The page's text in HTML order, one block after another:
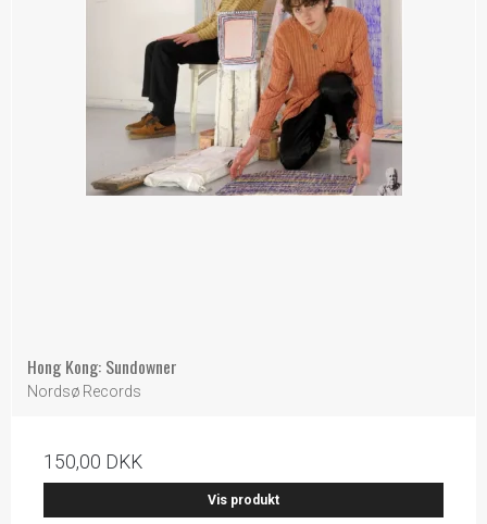
Hong Kong: Sundowner
Nordsø Records
150,00 DKK
Vis produkt